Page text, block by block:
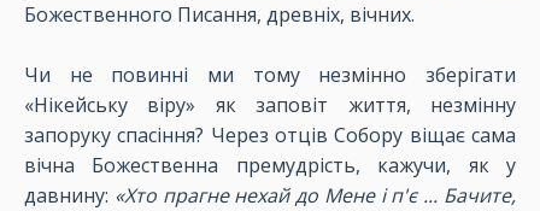
Божественного Писання, древніх, вічних.
Чи не повинні ми тому незмінно зберігати
«Нікейську віру» як заповіт життя, незмінну
запоруку спасіння? Через отців Собору віщає сама
вічна Божественна премудрість, кажучи, як у
давнину: «Хто прагне нехай до Мене і п'є ... Бачите,